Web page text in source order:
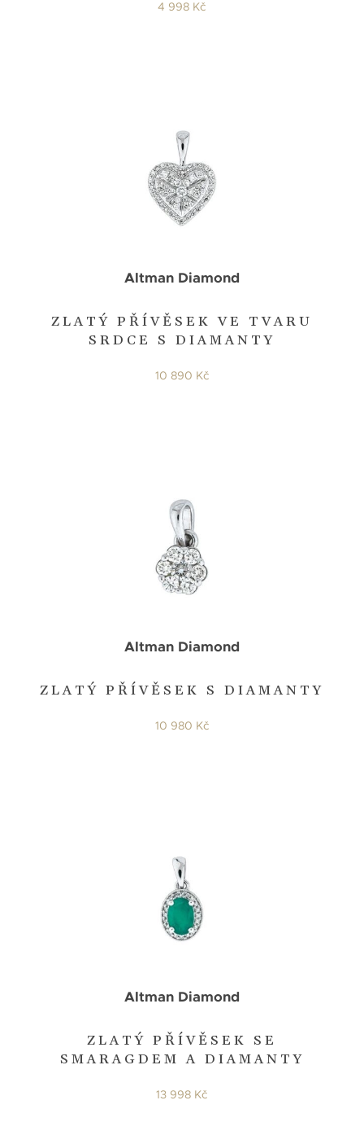
4 998 Kč
ZLATÝ PŘÍVĚSEK VE TVARU
SRDCE S DIAMANTY
Altman Diamond
10 890 Kč
ZLATÝ PŘÍVĚSEK S DIAMANTY
Altman Diamond
10 980 Kč
ZLATÝ PŘÍVĚSEK SE
SMARAGDEM A DIAMANTY
Altman Diamond
13 998 Kč